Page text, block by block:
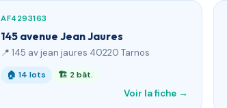
AF4293163
145 avenue Jean Jaures
📍 145 av jean jaures 40220 Tarnos
🏠 14 lots 🏗 2 bât.
Voir la fiche →